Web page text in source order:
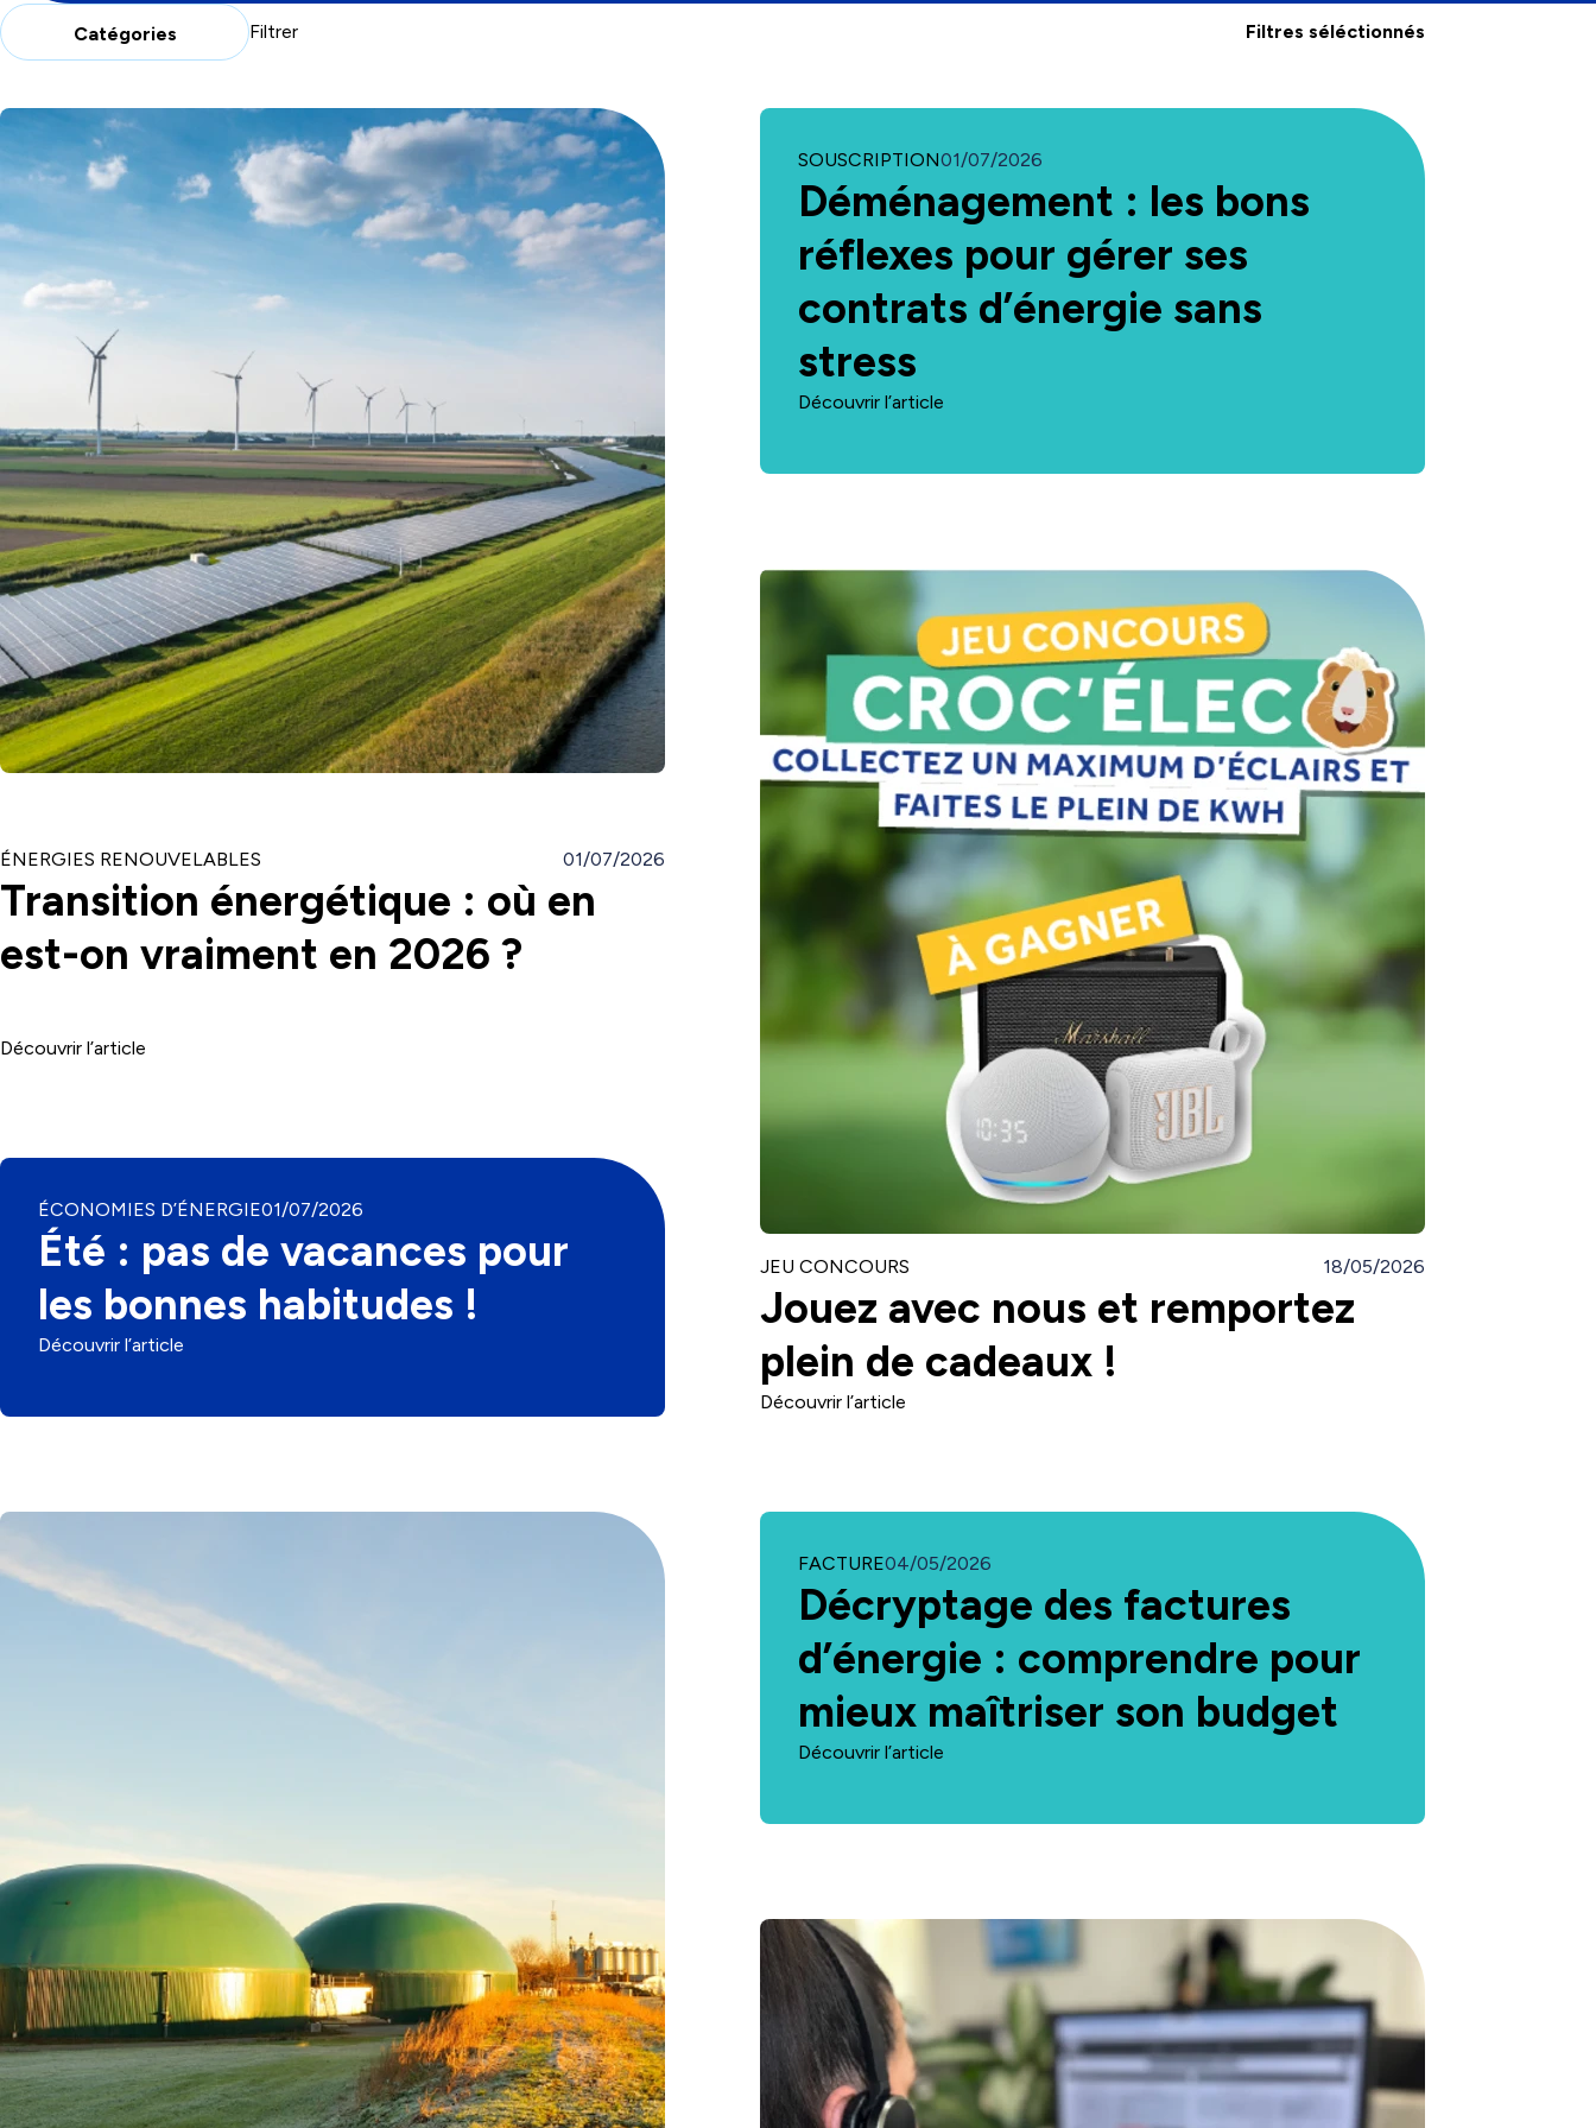
Catégories Filtrer Filtres séléctionnés
CATÉGORIE
ÉNERGIES RENOUVELABLES 01/07/2026
Transition énergétique : où en
est-on vraiment en 2026 ?
Découvrir l’article
CATÉGORIE
SOUSCRIPTION01/07/2026
Déménagement : les bons
réflexes pour gérer ses
contrats d’énergie sans
stress
Découvrir l’article
CATÉGORIE
ÉCONOMIES D’ÉNERGIE01/07/2026
Été : pas de vacances pour
les bonnes habitudes !
Découvrir l’article
CATÉGORIE
JEU CONCOURS 18/05/2026
Jouez avec nous et remportez
plein de cadeaux !
Découvrir l’article
CATÉGORIE
FACTURE04/05/2026
Décryptage des factures
d’énergie : comprendre pour
mieux maîtriser son budget
Découvrir l’article